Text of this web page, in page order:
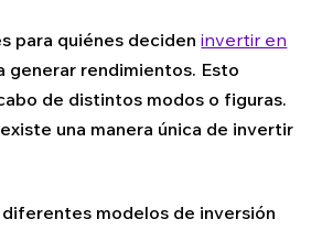
para quiénes deciden invertir en
generar rendimientos. Esto
de distintos modos o figuras.
una manera única de invertir
diferentes modelos de inversión